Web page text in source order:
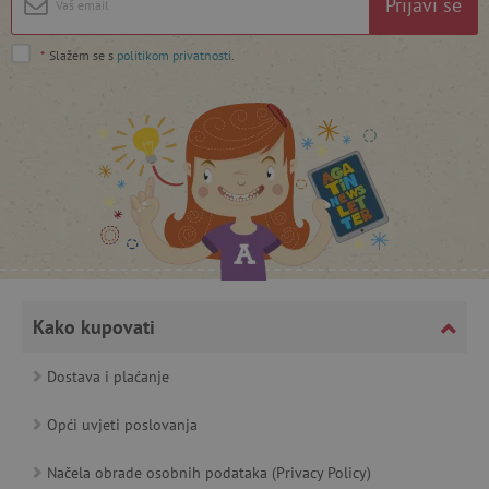
* Slažem se s politikom privatnosti
Kako kupovati
Dostava i plaćanje
Opći uvjeti poslovanja
Načela obrade osobnih podataka (Privacy Policy)
www.agatinsvijet.hr
featureFlagCheckoutExperimentVariant
product_filter_remember
PHPSESSID PHP.net